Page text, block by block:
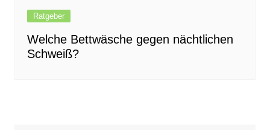
Ratgeber
Welche Bettwäsche gegen nächtlichen
Schweiß?